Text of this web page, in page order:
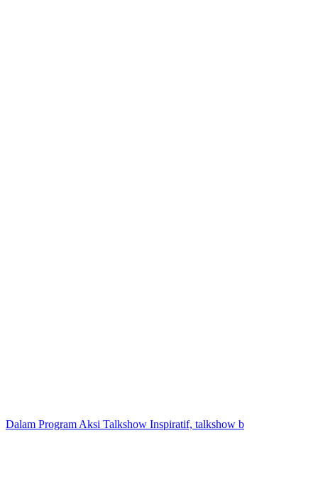
Dalam Program Aksi Talkshow Inspiratif, talkshow b